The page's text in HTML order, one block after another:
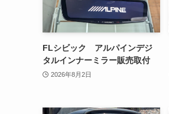
FLシビック アルパインデジ
タルインナーミラー販売取付
2026年8月2日